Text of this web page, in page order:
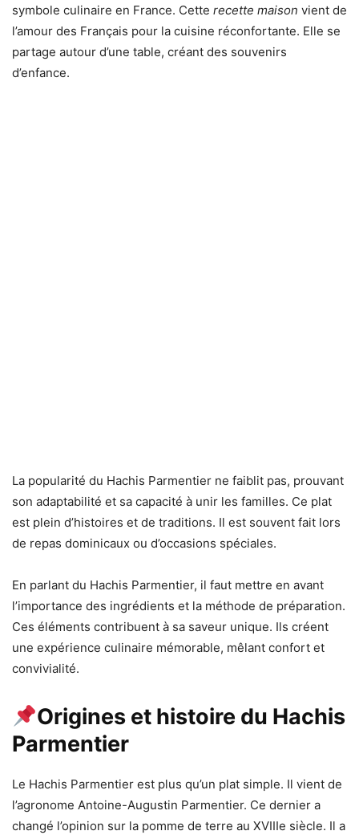
symbole culinaire en France. Cette recette maison vient de
l’amour des Français pour la cuisine réconfortante. Elle se
partage autour d’une table, créant des souvenirs
d’enfance.
La popularité du Hachis Parmentier ne faiblit pas, prouvant
son adaptabilité et sa capacité à unir les familles. Ce plat
est plein d’histoires et de traditions. Il est souvent fait lors
de repas dominicaux ou d’occasions spéciales.
En parlant du Hachis Parmentier, il faut mettre en avant
l’importance des ingrédients et la méthode de préparation.
Ces éléments contribuent à sa saveur unique. Ils créent
une expérience culinaire mémorable, mêlant confort et
convivialité.
Origines et histoire du Hachis
Parmentier
Le Hachis Parmentier est plus qu’un plat simple. Il vient de
l’agronome Antoine-Augustin Parmentier. Ce dernier a
changé l’opinion sur la pomme de terre au XVIIIe siècle. Il a